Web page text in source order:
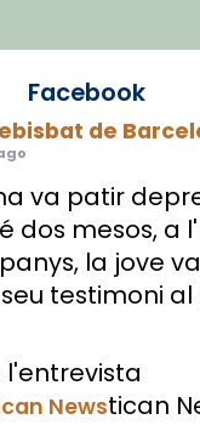
Facebook
de
va patir
dos mesos, a
la jove
testimoni
l'entrevista
Newstican